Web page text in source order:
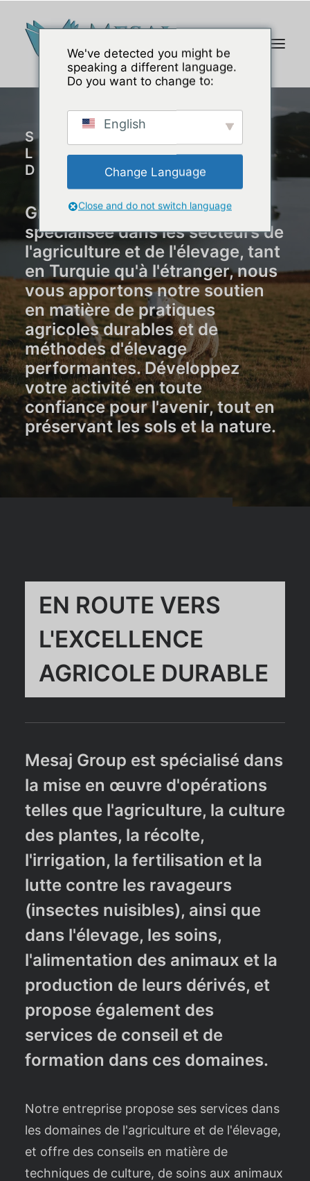
SECTEUR DE
L'AGRICULTURE ET
DE L'ÉLEVAGE
Grâce à notre équipe
spécialisée dans les secteurs de
l'agriculture et de l'élevage, tant
en Turquie qu'à l'étranger, nous
vous apportons notre soutien
en matière de pratiques
agricoles durables et de
méthodes d'élevage
performantes. Développez
votre activité en toute
confiance pour l'avenir, tout en
préservant les sols et la nature.
EN ROUTE VERS
L'EXCELLENCE
AGRICOLE DURABLE
Mesaj Group est spécialisé dans
la mise en œuvre d'opérations
telles que l'agriculture, la culture
des plantes, la récolte,
l'irrigation, la fertilisation et la
lutte contre les ravageurs
(insectes nuisibles), ainsi que
dans l'élevage, les soins,
l'alimentation des animaux et la
production de leurs dérivés, et
propose également des
services de conseil et de
formation dans ces domaines.
Notre entreprise propose ses services dans
les domaines de l'agriculture et de l'élevage,
et offre des conseils en matière de
techniques de culture, de soins aux animaux
We've detected you might be
speaking a different language.
Do you want to change to:
English
Change Language
Close and do not switch language